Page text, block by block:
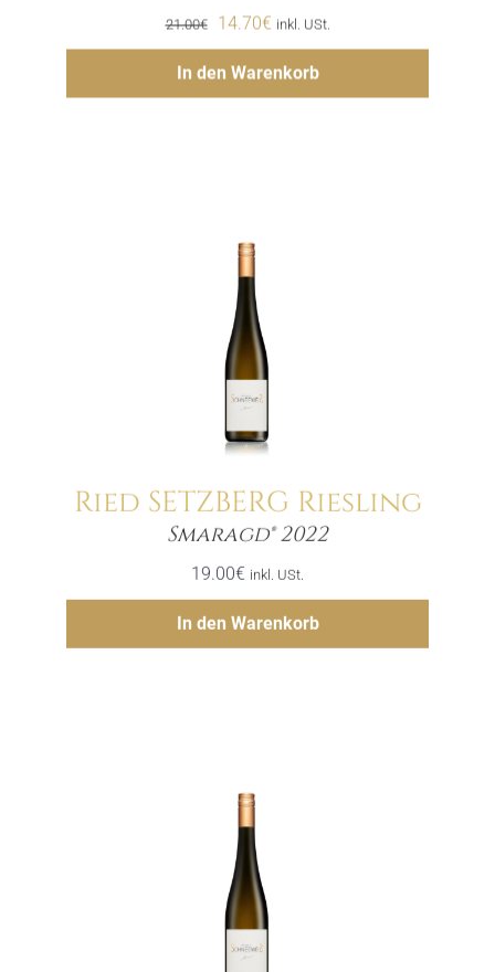
21.00€
Ursprünglicher
Preis
war:
14.70€Aktueller
Preis
ist:
inkl. USt.
In den Warenkorb
Hinzufügen
Ried SETZBERG Riesling
Smaragd® 2022
19.00€ inkl. USt.
In den Warenkorb
Menge
Hinzufügen